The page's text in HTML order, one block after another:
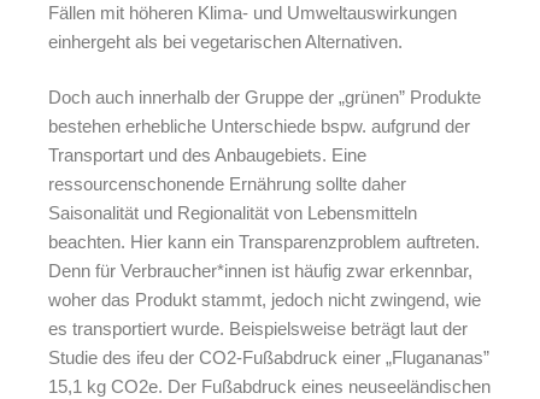
Fällen mit höheren Klima- und Umweltauswirkungen
einhergeht als bei vegetarischen Alternativen.
Doch auch innerhalb der Gruppe der „grünen” Produkte
bestehen erhebliche Unterschiede bspw. aufgrund der
Transportart und des Anbaugebiets. Eine
ressourcenschonende Ernährung sollte daher
Saisonalität und Regionalität von Lebensmitteln
beachten. Hier kann ein Transparenzproblem auftreten.
Denn für Verbraucher*innen ist häufig zwar erkennbar,
woher das Produkt stammt, jedoch nicht zwingend, wie
es transportiert wurde. Beispielsweise beträgt laut der
Studie des ifeu der CO2-Fußabdruck einer „Flugananas”
15,1 kg CO2e. Der Fußabdruck eines neuseeländischen